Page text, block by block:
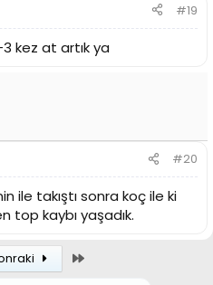
#19
kez at artık ya
#20
ile takıştı sonra koç ile ki
top kaybı yaşadık.